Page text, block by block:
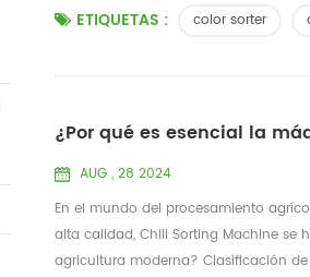
ETIQUETAS : color sorter
¿Por qué es esencial la
AUG , 28 2024
En el mundo del procesamiento
alta calidad, Chili Sorting Machine
agricultura moderna? Clasificación